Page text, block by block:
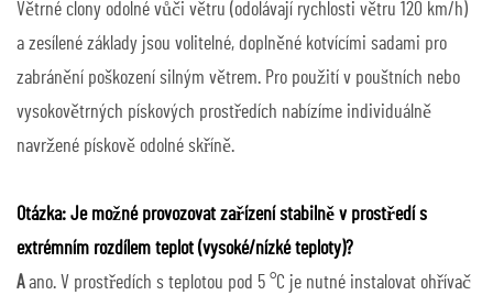
Větrné clony odolné vůči větru (odolávají rychlosti větru 120 km/h)
a zesílené základy jsou volitelné, doplněné kotvícími sadami pro
zabránění poškození silným větrem. Pro použití v pouštních nebo
vysokovětrných pískových prostředích nabízíme individuálně
navržené pískově odolné skříně.
Otázka: Je možné provozovat zařízení stabilně v prostředí s
extrémním rozdílem teplot (vysoké/nízké teploty)?
Aano. V prostředích s teplotou pod 5 °C je nutné instalovat ohřívač